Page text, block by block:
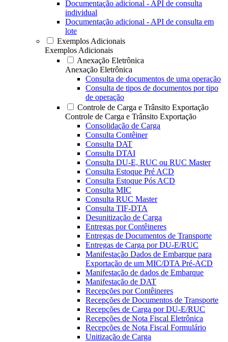
Documentação adicional - API de consulta
individual
Documentação adicional - API de consulta em
lote
Exemplos Adicionais
Exemplos Adicionais
Anexação Eletrônica
Anexação Eletrônica
Consulta de documentos de uma operação
Consulta de tipos de documentos por tipo
de operação
Controle de Carga e Trânsito Exportação
Controle de Carga e Trânsito Exportação
Consolidação de Carga
Consulta Contêiner
Consulta DAT
Consulta DTAI
Consulta DU-E, RUC ou RUC Master
Consulta Estoque Pré ACD
Consulta Estoque Pós ACD
Consulta MIC
Consulta RUC Master
Consulta TIF-DTA
Desunitização de Carga
Entregas por Contêineres
Entregas de Documentos de Transporte
Entregas de Carga por DU-E/RUC
Manifestação Dados de Embarque para
Exportação de um MIC/DTA Pré-ACD
Manifestação de dados de Embarque
Manifestação de DAT
Recepções por Contêineres
Recepções de Documentos de Transporte
Recepções de Carga por DU-E/RUC
Recepções de Nota Fiscal Eletrônica
Recepções de Nota Fiscal Formulário
Unitização de Carga